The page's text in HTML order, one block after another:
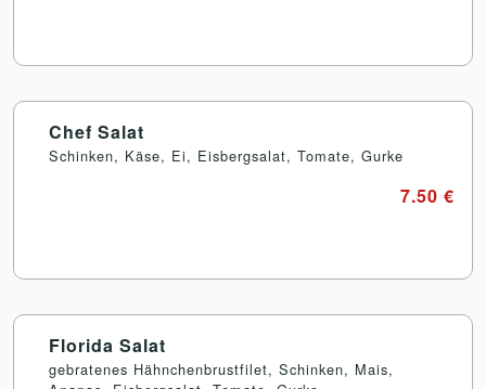
Chef Salat
Schinken, Käse, Ei, Eisbergsalat, Tomate, Gurke
7.50 €
Florida Salat
gebratenes Hähnchenbrustfilet, Schinken, Mais,